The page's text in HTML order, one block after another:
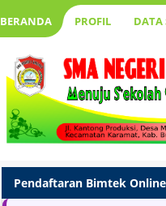
BERANDA PROFIL DATA
Pendaftaran Bimtek